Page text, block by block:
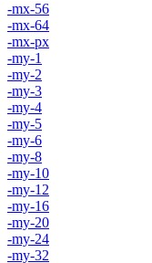
-mx-56
-mx-64
-mx-px
-my-1
-my-2
-my-3
-my-4
-my-5
-my-6
-my-8
-my-10
-my-12
-my-16
-my-20
-my-24
-my-32